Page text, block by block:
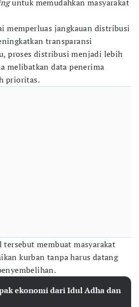
untuk memudahkan masyarakat
memperluas jangkauan distribusi
transparansi
proses distribusi menjadi lebih
melibatkan data penerima
prioritas.
membuat masyarakat
kurban tanpa harus datang
ekonomi dari Idul Adha dan